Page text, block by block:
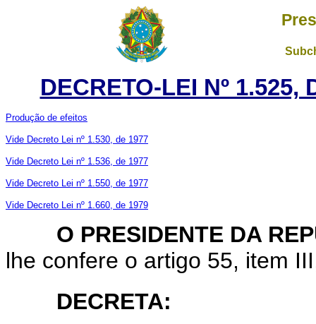
DECRETO-LEI Nº 1.525,
Produção de efeitos
Vide Decreto Lei nº 1.530, de 1977
Vide Decreto Lei nº 1.536, de 1977
Vide Decreto Lei nº 1.550, de 1977
Vide Decreto Lei nº 1.660, de 1979
O PRESIDENTE DA
lhe confere o artigo 55, item
DECRETA: